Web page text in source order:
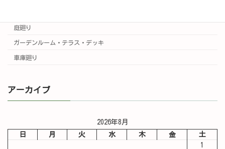
庭廻り
ガーデンルーム・テラス・デッキ
車庫廻り
アーカイブ
2026年8月
日
月 火 水 木 金
土
1